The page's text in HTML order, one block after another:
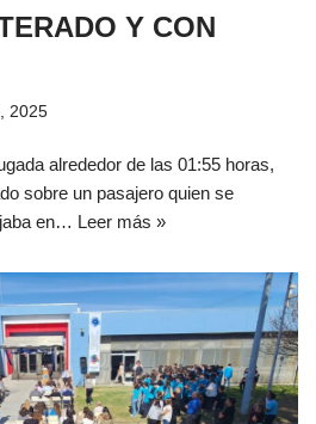
Y CON
2025
alrededor de las 01:55 horas,
sobre un pasajero quien se
en… Leer más »